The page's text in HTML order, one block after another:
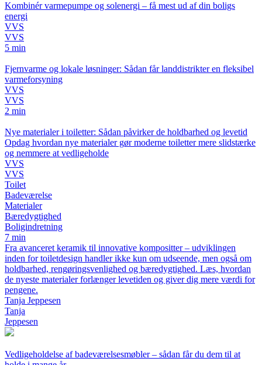
Kombinér varmepumpe og solenergi – få mest ud af din boligs
energi
VVS
VVS
5 min
Fjernvarme og lokale løsninger: Sådan får landdistrikter en fleksibel
varmeforsyning
VVS
VVS
2 min
Nye materialer i toiletter: Sådan påvirker de holdbarhed og levetid
Opdag hvordan nye materialer gør moderne toiletter mere slidstærke
og nemmere at vedligeholde
VVS
VVS
Toilet
Badeværelse
Materialer
Bæredygtighed
Boligindretning
7 min
Fra avanceret keramik til innovative kompositter – udviklingen
inden for toiletdesign handler ikke kun om udseende, men også om
holdbarhed, rengøringsvenlighed og bæredygtighed. Læs, hvordan
de nyeste materialer forlænger levetiden og giver dig mere værdi for
pengene.
Tanja Jeppesen
Tanja
Jeppesen
Vedligeholdelse af badeværelsesmøbler – sådan får du dem til at